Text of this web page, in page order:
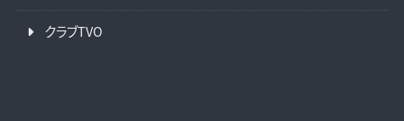
クラブTVO